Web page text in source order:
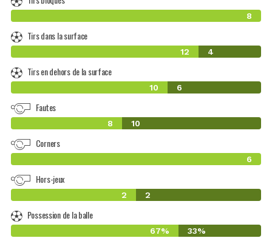
8
Tirs dans la surface
12 4
Tirs en dehors de la surface
10 6
Fautes
8 10
Corners
6
Hors-jeux
2 2
Possession de la balle
67% 33%